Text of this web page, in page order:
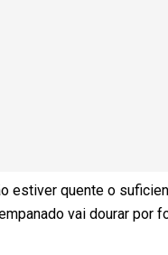
estiver quente o
vai dourar por